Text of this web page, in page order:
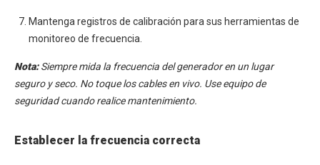
Mantenga registros de calibración para sus herramientas de
monitoreo de frecuencia.
Nota:Siempre mida la frecuencia del generador en un lugar
seguro y seco. No toque los cables en vivo. Use equipo de
seguridad cuando realice mantenimiento.
Establecer la frecuencia correcta